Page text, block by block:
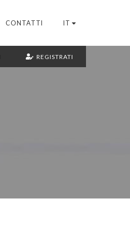
CONTATTI IT
REGISTRATI